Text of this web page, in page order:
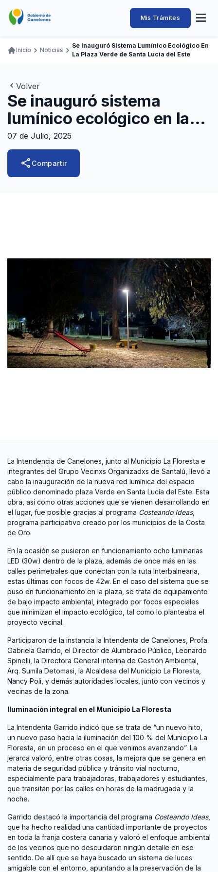
contenido
Intendencia
de
Canelones
Abrir
Navegación
Mis Trámites
Ingresar
Adquisiciones
Canelones Te Escucha
Teléfonos
Ruta
navegación
Inicio Noticias
Se Inauguró Sistema Lumínico Ecológico En
La Plaza Verde de Santa Lucía del Este
Volver
Se inauguró sistema
lumínico ecológico en la
plaza Verde de Santa Lucía
del Este
07 de Julio, 2025
share Compartir
La Intendencia de Canelones, junto al Municipio La Floresta e
integrantes del Grupo Vecinxs Organizadxs de Santalú, llevó a
cabo la inauguración de la nueva red lumínica del espacio
público denominado plaza Verde en Santa Lucía del Este. Esta
obra, así como otras acciones que se vienen desarrollando en
el lugar, fue posible gracias al programa Costeando Ideas,
programa participativo creado por los municipios de la Costa
de Oro.
En la ocasión se pusieron en funcionamiento ocho luminarias
LED (30w) dentro de la plaza, además de once más en las
calles perimetrales que conectan con la ruta Interbalnearia,
estas últimas con focos de 42w. En el caso del sistema que se
puso en funcionamiento en la plaza, se trata de equipamiento
de bajo impacto ambiental, integrado por focos especiales
que minimizan el impacto ecológico, tal como lo planteaba el
proyecto vecinal.
Participaron de la instancia la Intendenta de Canelones, Profa.
Gabriela Garrido, el Director de Alumbrado Público, Leonardo
Spinelli, la Directora General interina de Gestión Ambiental,
Arq. Sumila Detomasi, la Alcaldesa del Municipio La Floresta,
Nancy Poli, y demás autoridades locales, junto con vecinos y
vecinas de la zona.
Iluminación integral en el Municipio La Floresta
La Intendenta Garrido indicó que se trata de “un nuevo hito,
un nuevo paso hacia la iluminación del 100 % del Municipio La
Floresta, en un proceso en el que venimos avanzando”. La
jerarca valoró, entre otras cosas, la mejora que se genera en
materia de seguridad pública y tránsito vial nocturno,
especialmente para trabajadoras, trabajadores y estudiantes,
que transitan por las calles en horas de la madrugada y la
noche.
Garrido destacó la importancia del programa Costeando Ideas,
que ha hecho realidad una cantidad importante de proyectos
en toda la franja costera canaria y valoró el enfoque ambiental
de los vecinos que no descuidaron ningún detalle en ese
sentido. De allí que se haya buscado un sistema de luces
amigable con el entorno, apuntando a la preservación de la